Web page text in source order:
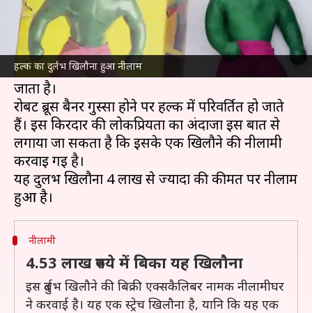
हल्क का दुर्लभ खिलौना हुआ नीलाम
क्या है खबर?
मार्वलकॉमिक्स और एवेंजर का सुपर हीरो हल्क ज्यादातर
बच्चों का पसंदीदा है। इस नायक को स्टैन ली और जैक
किर्बी ने बनाया था, जो अपनी असीम ताकत के लिए जाना
जाता है।
रोबर्ट ब्रूस बैनर गुस्सा होने पर हल्क में परिवर्तित हो जाते
हैं। इस किरदार की लोकप्रियता का अंदाजा इस बात से
लगाया जा सकता है कि इसके एक खिलौने की नीलामी
करवाई गई है।
यह दुर्लभ खिलौना 4 लाख से ज्यादा की कीमत पर नीलाम
नीलामी
4.53 लाख रुपये में बिका यह खिलौना
इस दुर्लभ खिलौने की बिक्री एक्सकैलिबर नामक नीलामीघर
ने करवाई है। यह एक स्ट्रेच खिलौना है, यानि कि यह एक